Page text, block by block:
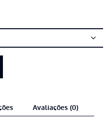
Avaliações (0)